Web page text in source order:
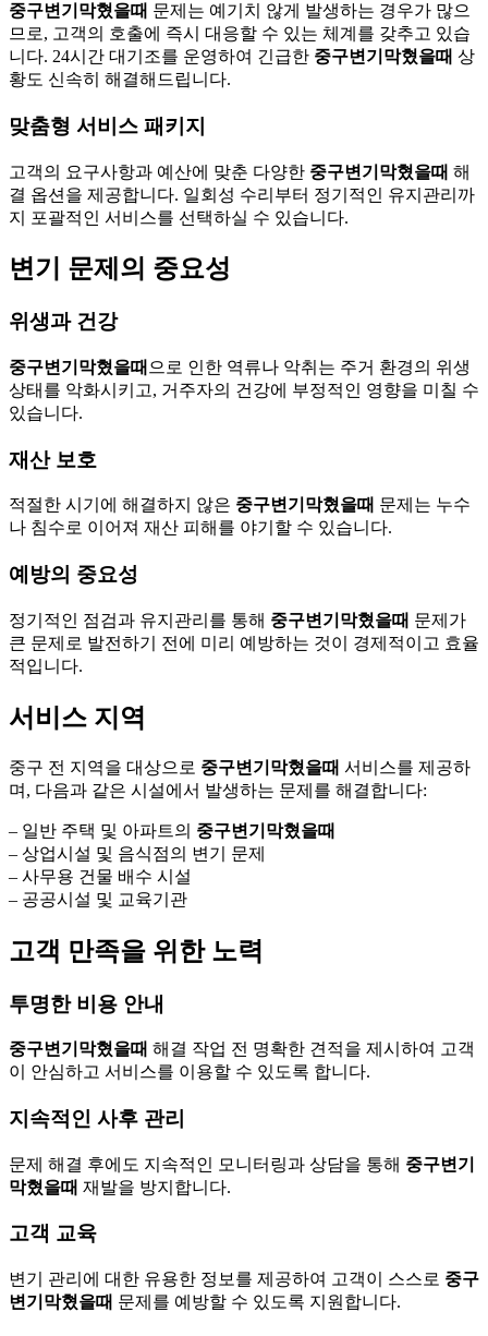
중구변기막혔을때 문제는 예기치 않게 발생하는 경우가 많으
므로, 고객의 호출에 즉시 대응할 수 있는 체계를 갖추고 있습
니다. 24시간 대기조를 운영하여 긴급한 중구변기막혔을때 상
황도 신속히 해결해드립니다.
맞춤형 서비스 패키지
고객의 요구사항과 예산에 맞춘 다양한 중구변기막혔을때 해
결 옵션을 제공합니다. 일회성 수리부터 정기적인 유지관리까
지 포괄적인 서비스를 선택하실 수 있습니다.
변기 문제의 중요성
위생과 건강
중구변기막혔을때 으로 인한 역류나 악취는 주거 환경의 위생
상태를 악화시키고, 거주자의 건강에 부정적인 영향을 미칠 수
있습니다.
재산 보호
적절한 시기에 해결하지 않은 중구변기막혔을때 문제는 누수
나 침수로 이어져 재산 피해를 야기할 수 있습니다.
예방의 중요성
정기적인 점검과 유지관리를 통해 중구변기막혔을때 문제가
큰 문제로 발전하기 전에 미리 예방하는 것이 경제적이고 효율
적입니다.
서비스 지역
중구 전 지역을 대상으로 중구변기막혔을때 서비스를 제공하
며, 다음과 같은 시설에서 발생하는 문제를 해결합니다:
– 일반 주택 및 아파트의 중구변기막혔을때
– 상업시설 및 음식점의 변기 문제
– 사무용 건물 배수 시설
– 공공시설 및 교육기관
고객 만족을 위한 노력
투명한 비용 안내
중구변기막혔을때 해결 작업 전 명확한 견적을 제시하여 고객
이 안심하고 서비스를 이용할 수 있도록 합니다.
지속적인 사후 관리
문제 해결 후에도 지속적인 모니터링과 상담을 통해 중구변기
막혔을때 재발을 방지합니다.
고객 교육
변기 관리에 대한 유용한 정보를 제공하여 고객이 스스로 중구
변기막혔을때 문제를 예방할 수 있도록 지원합니다.